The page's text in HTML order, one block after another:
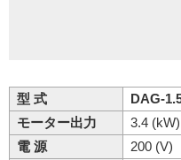
型 式
DAG-
モーター出力
3.4 (kW)
電 源
200 (V)